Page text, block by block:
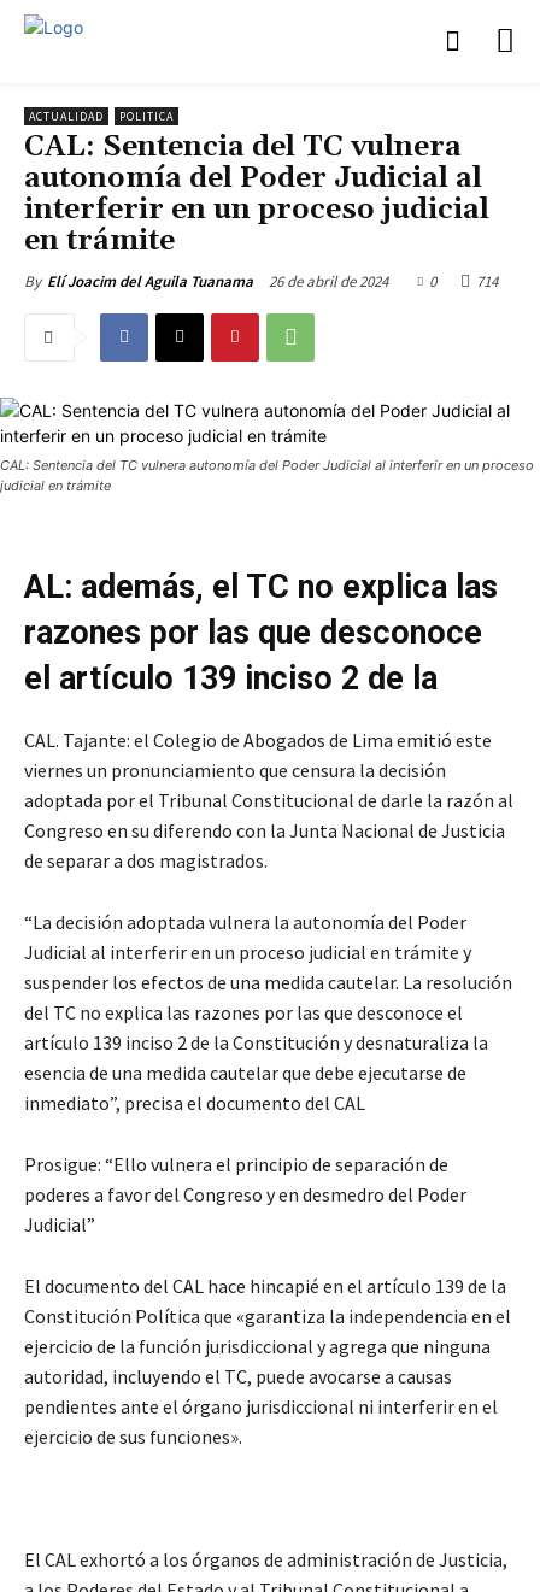
ACTUALIDAD POLITICA
CAL: Sentencia del TC vulnera
autonomía del Poder Judicial al
interferir en un proceso judicial
en trámite
By Elí Joacim del Aguila Tuanama 26 de abril de 2024 0 714
CAL: Sentencia del TC vulnera autonomía del Poder Judicial al interferir en un proceso
judicial en trámite
AL: además, el TC no explica las
razones por las que desconoce
el artículo 139 inciso 2 de la
CAL. Tajante: el Colegio de Abogados de Lima emitió este
viernes un pronunciamiento que censura la decisión
adoptada por el Tribunal Constitucional de darle la razón al
Congreso en su diferendo con la Junta Nacional de Justicia
de separar a dos magistrados.
“La decisión adoptada vulnera la autonomía del Poder
Judicial al interferir en un proceso judicial en trámite y
suspender los efectos de una medida cautelar. La resolución
del TC no explica las razones por las que desconoce el
artículo 139 inciso 2 de la Constitución y desnaturaliza la
esencia de una medida cautelar que debe ejecutarse de
inmediato”, precisa el documento del CAL
Prosigue: “Ello vulnera el principio de separación de
poderes a favor del Congreso y en desmedro del Poder
Judicial”
El documento del CAL hace hincapié en el artículo 139 de la
Constitución Política que «garantiza la independencia en el
ejercicio de la función jurisdiccional y agrega que ninguna
autoridad, incluyendo el TC, puede avocarse a causas
pendientes ante el órgano jurisdiccional ni interferir en el
ejercicio de sus funciones».
El CAL exhortó a los órganos de administración de Justicia,